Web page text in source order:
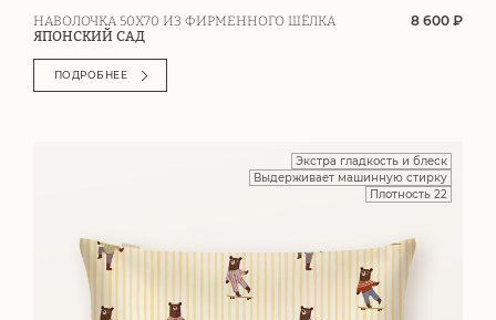
НАВОЛОЧКА 50Х70 ИЗ ФИРМЕННОГО ШЁЛКА
ЯПОНСКИЙ САД
8 600 ₽
ПОДРОБНЕЕ
Экстра гладкость и блеск
Выдерживает машинную стирку
Плотность 22